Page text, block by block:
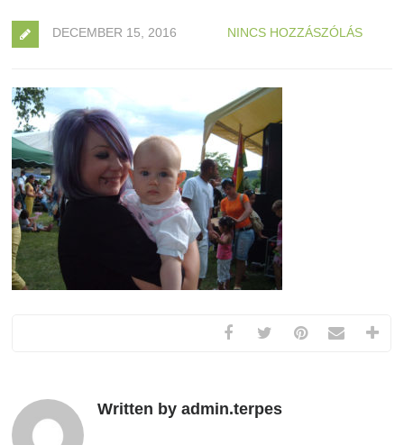
DECEMBER 15, 2016 NINCS HOZZÁSZÓLÁS
Written by admin.terpes